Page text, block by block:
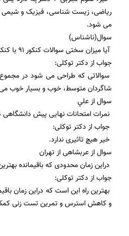
می شود.
سوال(ناشناس)
آیا میزان سختی سوالات کنکور 91 با کنکور 90 تفاوت دارد؟ اگر نه پس چرا بعضی سالها کنکور سخت تر می شود؟
جواب از دکتر توکلی:
سوالاتی که طراحی می شود در
شاگردان متوسط، خوب و بسیار خوب می
سوال از علي
نمرات امتحانات نهایی پیش دانشگاهی در کنکور 91
جواب از دکتر توکلی:
خیر هیچ تاثیری ندارد.
سوال از عربشاهی از تهران
دراین زمان محدودی که باقیمانده
جواب از دکتر توکلی:
بهترین راه این است که دراین زمان
و کاهش استرس و تمرین تست زنی کمک کننده